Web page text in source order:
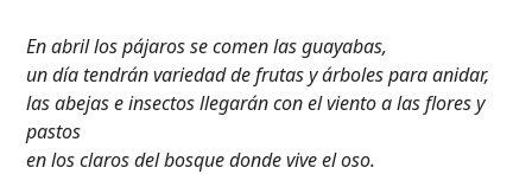
En abril los pájaros se comen las guayabas,
un día tendrán variedad de frutas y árboles para anidar,
las abejas e insectos llegarán con el viento a las flores y
pastos
en los claros del bosque donde vive el oso.